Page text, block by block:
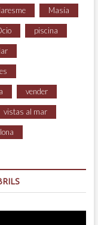
Masía
piscina
vender
vistas al mar